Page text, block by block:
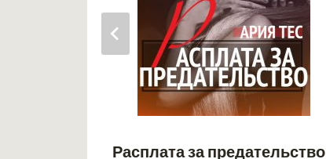
Расплата за предательство